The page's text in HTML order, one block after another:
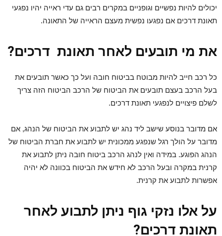
יכולים להיות נפשיים וגופניים במקרים רבים גם עדי ראייה יהיו נפגעי
תאונת דרכים אם נפגעו נפשית מעצם הראייה של התאונה.
את מי תובעים לאחר תאונת דרכים?
כל רכב חייב להיות מבוטח בביטוח חובה ועל כך כאשר תובעים את
בעל הרכב בעצם תובעים את הביטוח של הרכב הביטוח הזה צריך
לשלם פיצויים לנפגעי תאונת דרכים.
אם מדובר בנוסע שישב ליד נהג יש לתבוע את הביטוח של הנהג, אם
מדובר על הולך רגל שנפגע ממכונית יש לתבוע את חברת הביטוח של
הנהג הפוגע. במידה ואין לנהג הרכב ביטוח חובה ניתן לתבוע את
קרנית במקרה ובעל הרכב לא חידש את הביטוח בכוונה לא יהיה
אפשרות לתבוע את קרנית.
על אלו נזקי גוף ניתן לתבוע לאחר
תאונת דרכים?